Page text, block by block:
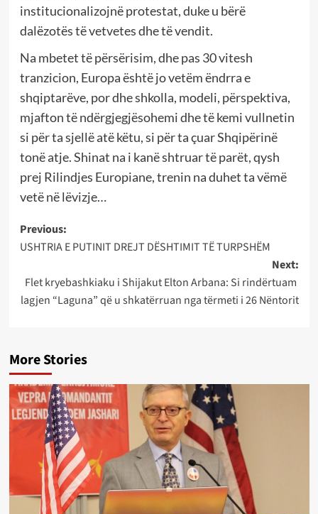
institucionalizojnë protestat, duke u bërë
dalëzotës të vetvetes dhe të vendit.
Na mbetet të përsërisim, dhe pas 30 vitesh
tranzicion, Europa është jo vetëm ëndrra e
shqiptarëve, por dhe shkolla, modeli, përspektiva,
mjafton të ndërgjegjësohemi dhe të kemi vullnetin
si për ta sjellë atë këtu, si për ta çuar Shqipërinë
tonë atje. Shinat na i kanë shtruar të parët, qysh
prej Rilindjes Europiane, trenin na duhet ta vëmë
vetë në lëvizje…
Post
navigation
Previous:
USHTRIA E PUTINIT DREJT DËSHTIMIT TË TURPSHËM
Next:
Flet kryebashkiaku i Shijakut Elton Arbana: Si rindërtuam
lagjen “Laguna” që u shkatërruan nga tërmeti i 26 Nëntorit
More Stories